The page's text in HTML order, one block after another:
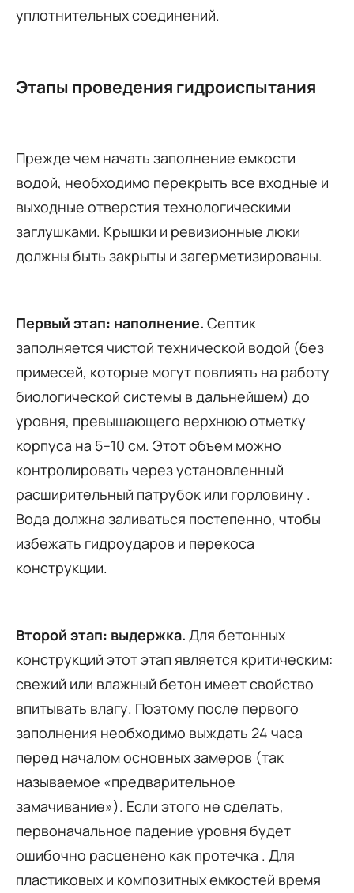
уплотнительных соединений.
Этапы проведения гидроиспытания
Прежде чем начать заполнение емкости
водой, необходимо перекрыть все входные и
выходные отверстия технологическими
заглушками. Крышки и ревизионные люки
должны быть закрыты и загерметизированы.
Первый этап: наполнение. Септик
заполняется чистой технической водой (без
примесей, которые могут повлиять на работу
биологической системы в дальнейшем) до
уровня, превышающего верхнюю отметку
корпуса на 5–10 см. Этот объем можно
контролировать через установленный
расширительный патрубок или горловину .
Вода должна заливаться постепенно, чтобы
избежать гидроударов и перекоса
конструкции.
Второй этап: выдержка. Для бетонных
конструкций этот этап является критическим:
свежий или влажный бетон имеет свойство
впитывать влагу. Поэтому после первого
заполнения необходимо выждать 24 часа
перед началом основных замеров (так
называемое «предварительное
замачивание»). Если этого не сделать,
первоначальное падение уровня будет
ошибочно расценено как протечка . Для
пластиковых и композитных емкостей время